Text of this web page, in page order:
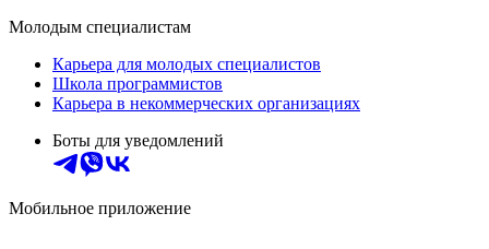
Молодым специалистам
Карьера для молодых специалистов
Школа программистов
Карьера в некоммерческих организациях
Боты для уведомлений
Мобильное приложение